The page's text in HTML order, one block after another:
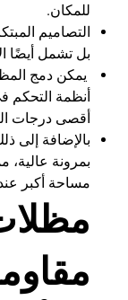
للمكان.
التصاميم
بل تشمل أيضًا
يمكن دمج
أنظمة التحكم
أقصى درجات
بالإضافة إلى
بمرونة عالية،
مساحة أكبر